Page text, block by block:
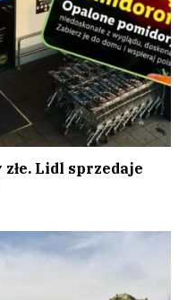
Lidl sprzedaje